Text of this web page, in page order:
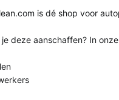
is dé shop voor
deze aanschaffen? In onze